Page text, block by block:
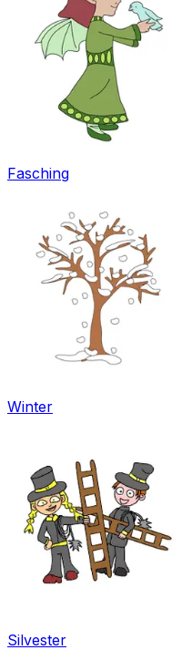
Fasching
Winter
Silvester